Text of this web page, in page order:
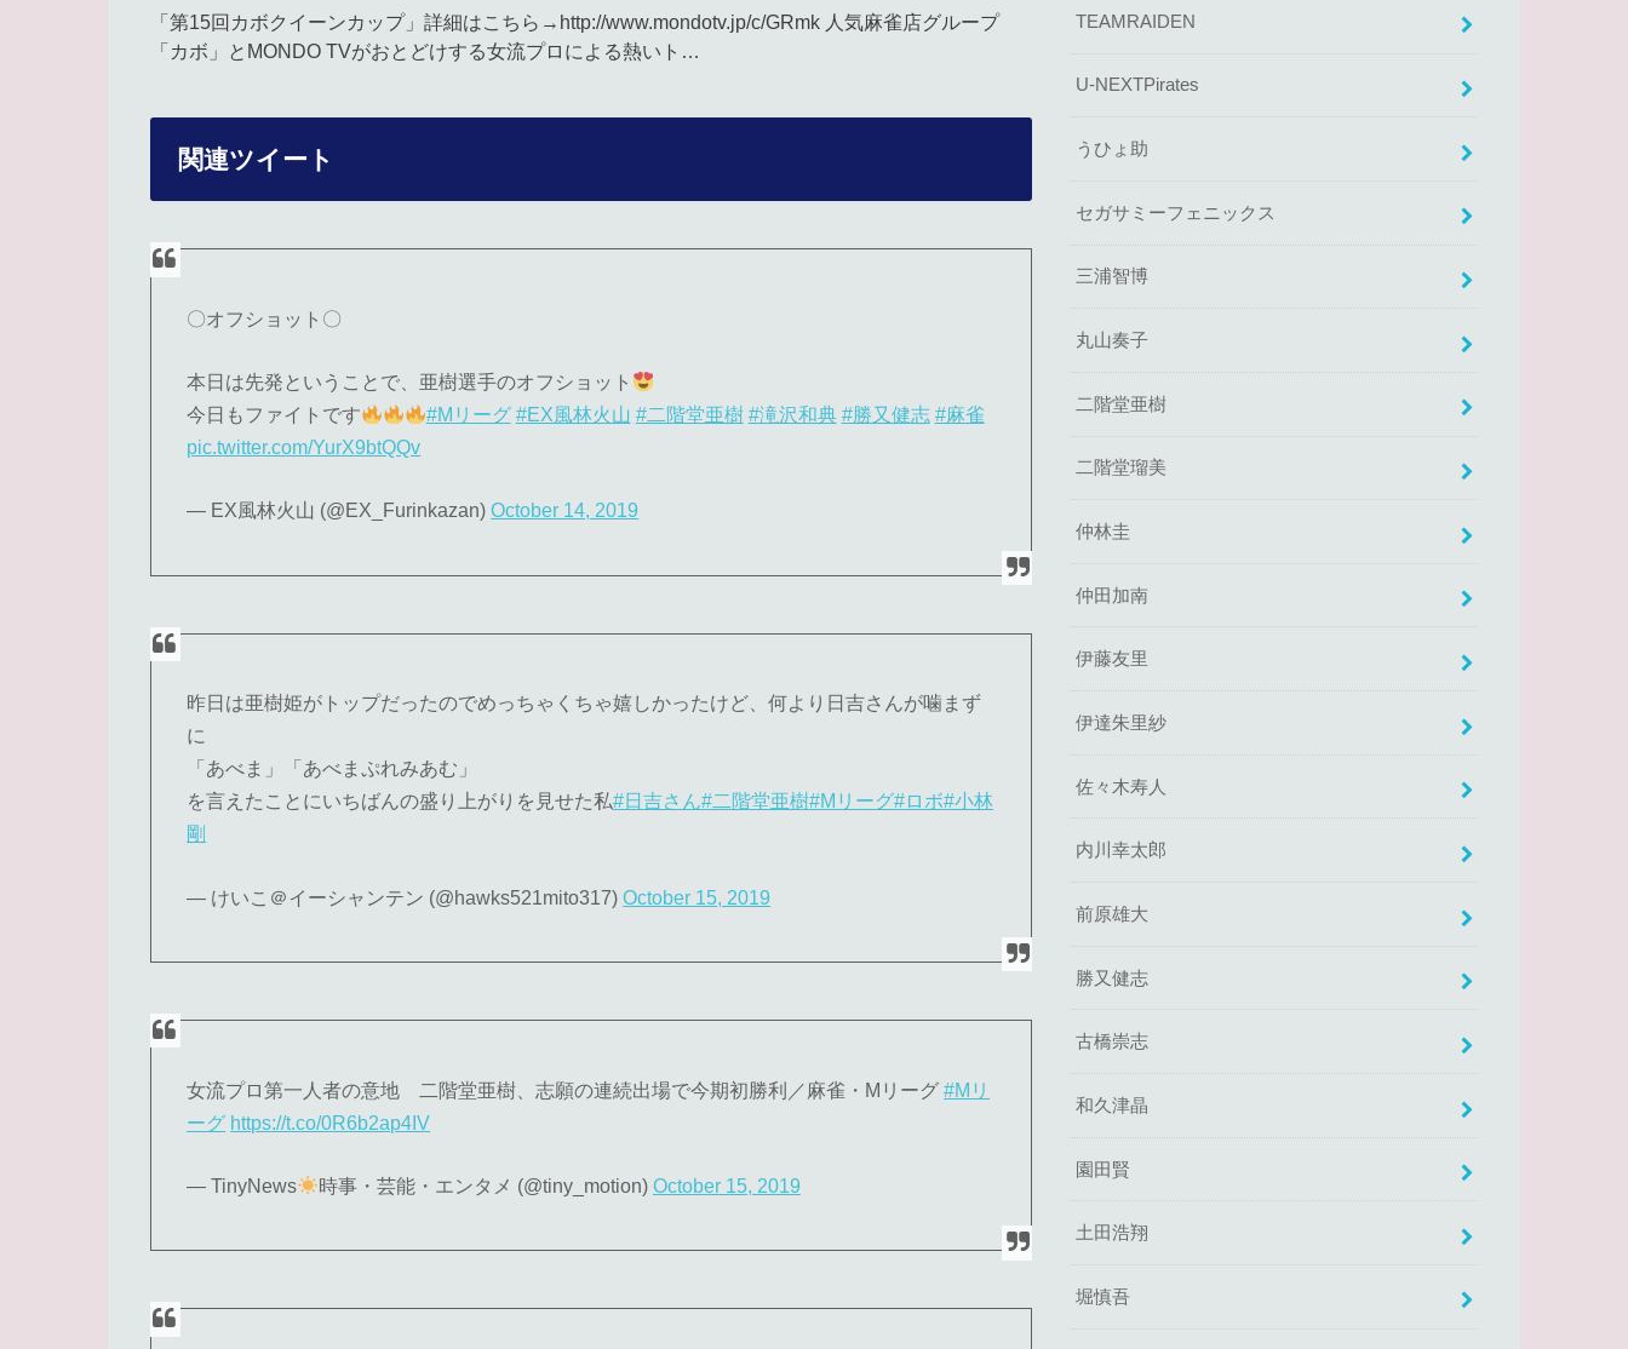
「第15回カボクイーンカップ」詳細はこちら→http://www.mondotv.jp/c/GRmk 人気麻雀店グループ
「カボ」とMONDO TVがおとどけする女流プロによる熱いト…
関連ツイート
〇オフショット〇
本日は先発ということで、亜樹選手のオフショット
今日もファイトです
#Mリーグ #EX風林火山 #二階堂亜樹 #滝沢和典 #勝又健志 #麻雀
pic.twitter.com/YurX9btQQv
— EX風林火山 (@EX_Furinkazan)October 14, 2019
昨日は亜樹姫がトップだったのでめっちゃくちゃ嬉しかったけど、何より日吉さんが噛まず
に
「あべま」「あべまぷれみあむ」
を言えたことにいちばんの盛り上がりを見せた私#日吉さん#二階堂亜樹#Mリーグ#ロボ#小林
剛
— けいこ＠イーシャンテン (@hawks521mito317)October 15, 2019
女流プロ第一人者の意地 二階堂亜樹、志願の連続出場で今期初勝利／麻雀・Mリーグ#Mリ
ーグ https://t.co/0R6b2ap4IV
— TinyNews 時事・芸能・エンタメ (@tiny_motion) October 15, 2019
TEAMRAIDEN
U-NEXTPirates
うひょ助
セガサミーフェニックス
三浦智博
丸山奏子
二階堂亜樹
二階堂瑠美
仲林圭
仲田加南
伊藤友里
伊達朱里紗
佐々木寿人
内川幸太郎
前原雄大
勝又健志
古橋崇志
和久津晶
園田賢
土田浩翔
堀慎吾